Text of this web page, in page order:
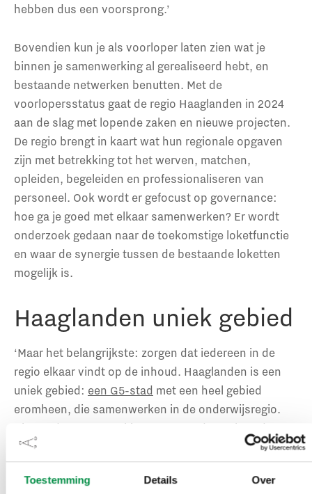
Toestemming Details Over
hebben dus een voorsprong.’
Bovendien kun je als voorloper laten zien wat je
binnen je samenwerking al gerealiseerd hebt, en
bestaande netwerken benutten. Met de
voorlopersstatus gaat de regio Haaglanden in 2024
aan de slag met lopende zaken en nieuwe projecten.
De regio brengt in kaart wat hun regionale opgaven
zijn met betrekking tot het werven, matchen,
opleiden, begeleiden en professionaliseren van
personeel. Ook wordt er gefocust op governance:
hoe ga je goed met elkaar samenwerken? Er wordt
onderzoek gedaan naar de toekomstige loketfunctie
en waar de synergie tussen de bestaande loketten
mogelijk is.
Haaglanden uniek gebied
‘Maar het belangrijkste: zorgen dat iedereen in de
regio elkaar vindt op de inhoud. Haaglanden is een
uniek gebied: een G5-stad met een heel gebied
eromheen, die samenwerken in de onderwijsregio.
Die goede samenwerking moet worden geborgd,
uitgebreid en voortgezet,’ zegt Hommen. Daarnaast is
in deze regio ook de kinderopvang betrokken,
vanwege de grote samenwerking tussen de opvang